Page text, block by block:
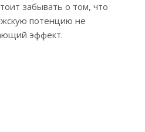
забывать о том, что
потенцию не
эффект.